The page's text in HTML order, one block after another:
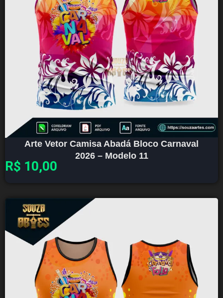
Arte Vetor Camisa Abadá Bloco Carnaval
2026 – Modelo 11
R$ 10,00